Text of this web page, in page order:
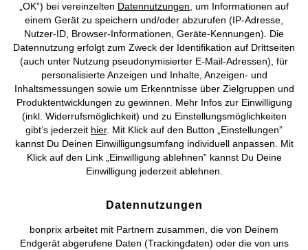
Preisangaben inkl. gesetzl. MwSt. und zzgl.
Service- &
Versandkosten
Datenschutz Cookie-Einstellungen Impressum
Vertrag widerrufen
©2026 bonprix.Alle Rechte vorbehalten.
Deutsch Français
„OK”) bei vereinzelten Datennutzungen , um Informationen auf
einem Gerät zu speichern und/oder abzurufen (IP-Adresse,
Nutzer-ID, Browser-Informationen, Geräte-Kennungen). Die
Datennutzung erfolgt zum Zweck der Identifikation auf Drittseiten
(auch unter Nutzung pseudonymisierter E-Mail-Adressen), für
personalisierte Anzeigen und Inhalte, Anzeigen- und
Inhaltsmessungen sowie um Erkenntnisse über Zielgruppen und
Produktentwicklungen zu gewinnen. Mehr Infos zur Einwilligung
(inkl. Widerrufsmöglichkeit) und zu Einstellungsmöglichkeiten
gibt’s jederzeit hier. Mit Klick auf den Button „Einstellungen”
kannst Du Deinen Einwilligungsumfang individuell anpassen. Mit
Klick auf den Link „Einwilligung ablehnen” kannst Du Deine
Einwilligung jederzeit ablehnen.
Datennutzungen
bonprix arbeitet mit Partnern zusammen, die von Deinem
Endgerät abgerufene Daten (Trackingdaten) oder die von uns